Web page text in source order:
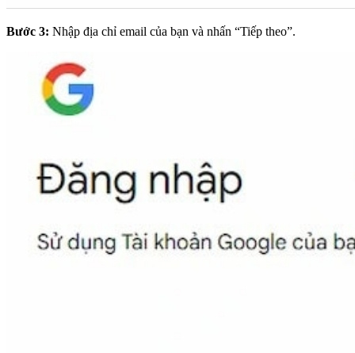
Bước 3: Nhập địa chỉ email của bạn và nhấn “Tiếp theo”.